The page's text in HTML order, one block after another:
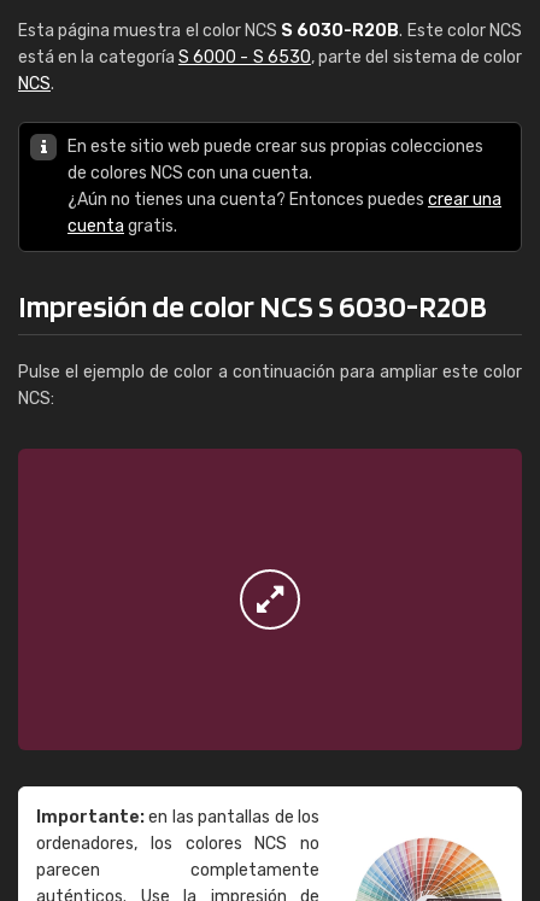
Esta página muestra el color NCS S 6030-R20B. Este color NCS
está en la categoría S 6000 - S 6530, parte del sistema de color
NCS.
En este sitio web puede crear sus propias colecciones
de colores NCS con una cuenta.
¿Aún no tienes una cuenta? Entonces puedes crear una
cuenta gratis.
Impresión de color NCS S 6030-R20B
Pulse el ejemplo de color a continuación para ampliar este color
NCS:
Importante:en las pantallas de los
ordenadores, los colores NCS no
parecen completamente
auténticos. Use la impresión de